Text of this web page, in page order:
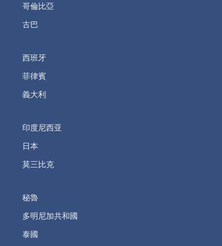
哥倫比亞
古巴
西班牙
菲律賓
義大利
印度尼西亚
日本
莫三比克
秘魯
多明尼加共和國
泰國